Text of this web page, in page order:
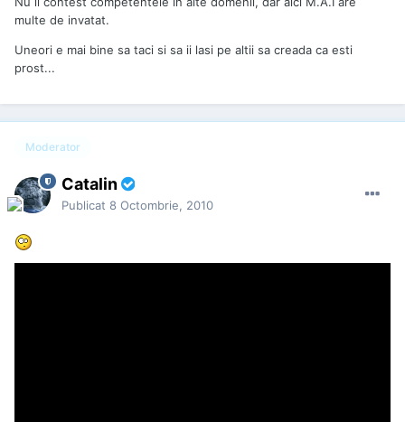
multe de invatat.
Uneori e mai bine sa taci si sa ii lasi pe altii sa creada ca esti
prost...
Moderator
Catalin
Publicat 8 Octombrie, 2010